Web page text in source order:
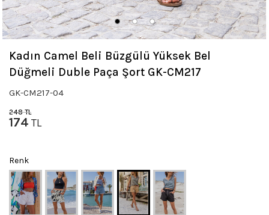
Kadın Camel Beli Büzgülü Yüksek Bel
Düğmeli Duble Paça Şort GK-CM217
GK-CM217-04
248TL
174 TL
Renk